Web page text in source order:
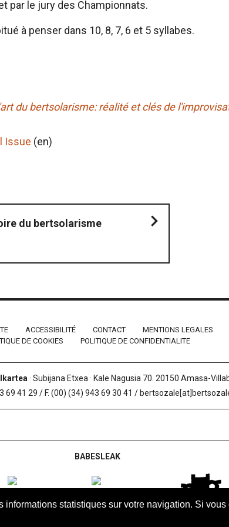
statistiques sur votre navigation. Si
par le jury des Championnats.
à penser dans 10, 8, 7, 6 et 5 syllabes.
du bertsolarisme: réalité et clés de
Issue (en)
du bertsolarisme
ACCESSIBILITÉ CONTACT
MENTIONS LEGALES
DE COOKIES
POLITIQUE DE CONFIDENTIALITE
· Subijana Etxea · Kale Nagusia 70. 20150 Amasa-
69 41 29 / F. (00) (34) 943 69 30 41 /
BABESLEAK